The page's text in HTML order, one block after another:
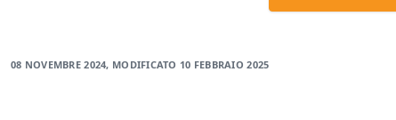
08 NOVEMBRE 2024, MODIFICATO 10 FEBBRAIO 2025